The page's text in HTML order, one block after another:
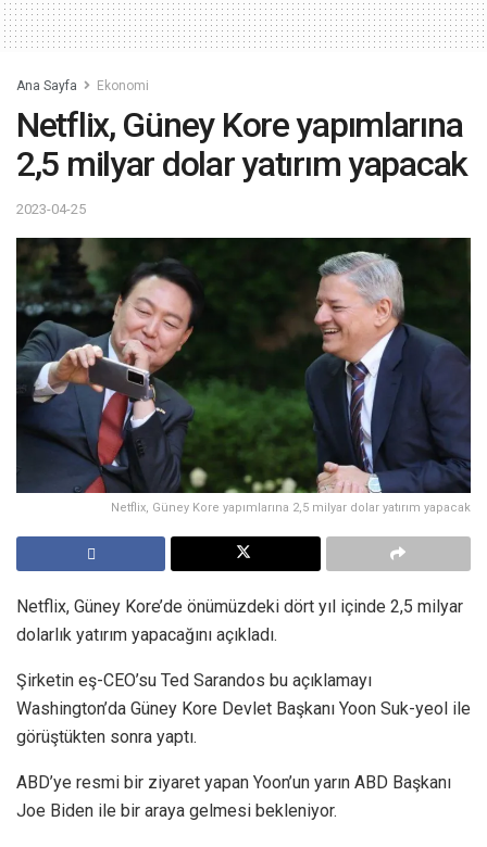
Ana Sayfa Ekonomi
Netflix, Güney Kore yapımlarına
2,5 milyar dolar yatırım yapacak
2023-04-25
Netflix, Güney Kore yapımlarına 2,5 milyar dolar yatırım yapacak
Netflix, Güney Kore’de önümüzdeki dört yıl içinde 2,5 milyar
dolarlık yatırım yapacağını açıkladı.
Şirketin eş-CEO’su Ted Sarandos bu açıklamayı
Washington’da Güney Kore Devlet Başkanı Yoon Suk-yeol ile
görüştükten sonra yaptı.
ABD’ye resmi bir ziyaret yapan Yoon’un yarın ABD Başkanı
Joe Biden ile bir araya gelmesi bekleniyor.